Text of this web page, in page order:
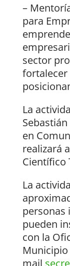
–
para
sector
fortalecer
La
en
realizará
Científico
La
personas
pueden
con la
Municipio
mail